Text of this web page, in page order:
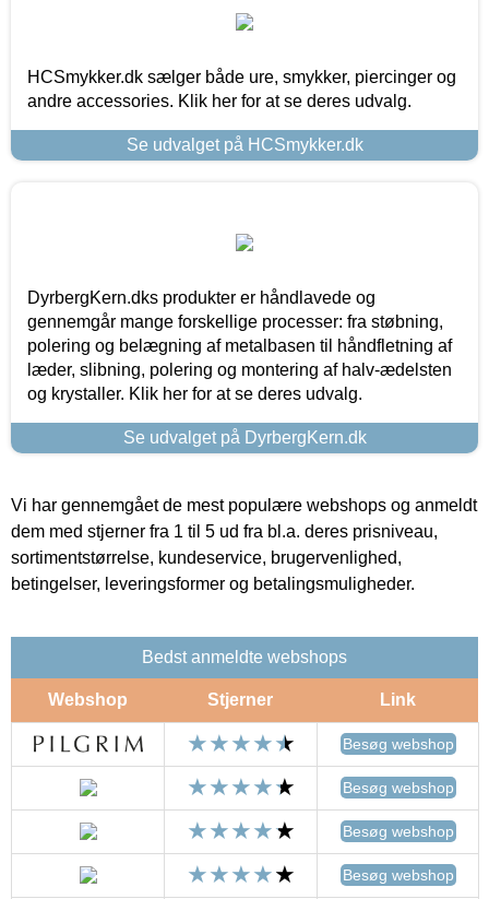
HCSmykker.dk sælger både ure, smykker, piercinger og
andre accessories. Klik her for at se deres udvalg.
Se udvalget på HCSmykker.dk
DyrbergKern.dks produkter er håndlavede og
gennemgår mange forskellige processer: fra støbning,
polering og belægning af metalbasen til håndfletning af
læder, slibning, polering og montering af halv-ædelsten
og krystaller. Klik her for at se deres udvalg.
Se udvalget på DyrbergKern.dk
Vi har gennemgået de mest populære webshops og anmeldt
dem med stjerner fra 1 til 5 ud fra bl.a. deres prisniveau,
sortimentstørrelse, kundeservice, brugervenlighed,
betingelser, leveringsformer og betalingsmuligheder.
Bedst anmeldte webshops
Webshop Stjerner Link
Besøg webshop
Besøg webshop
Besøg webshop
Besøg webshop